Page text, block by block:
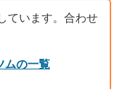
ています。合わせ
ムの一覧